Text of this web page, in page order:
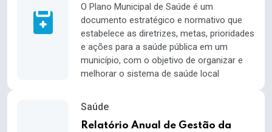
O Plano Municipal de Saúde é um
documento estratégico e normativo que
estabelece as diretrizes, metas, prioridades
e ações para a saúde pública em um
município, com o objetivo de organizar e
melhorar o sistema de saúde local
Saúde
Relatório Anual de Gestão da